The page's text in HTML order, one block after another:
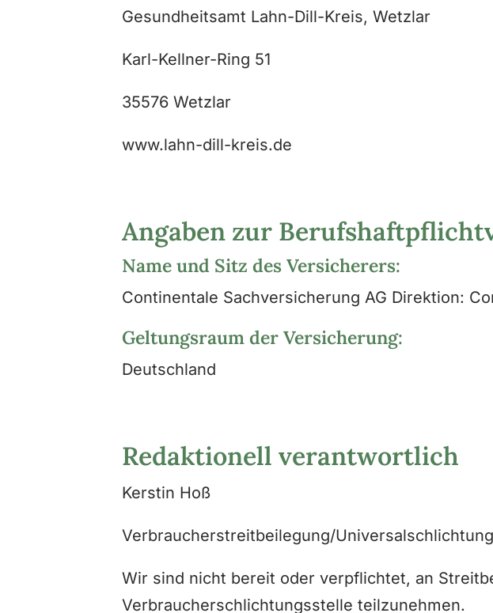
Gesundheitsamt Lahn-Dill-Kreis, Wetzlar
Karl-Kellner-Ring 51
35576 Wetzlar
www.lahn-dill-kreis.de
Angaben zur
Name und Sitz des Versicherers:
Continentale Sachversicherung AG Direktion:
Geltungsraum der Versicherung:
Deutschland
Redaktionell verantwortlich
Kerstin Hoß
Verbraucherstreitbeilegung/
Wir sind nicht bereit oder verpflichtet, an
Verbraucherschlichtungsstelle teilzunehmen.